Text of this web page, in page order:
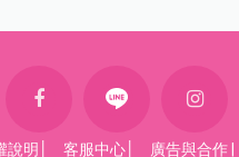
說明 客服中心 廣告與合作